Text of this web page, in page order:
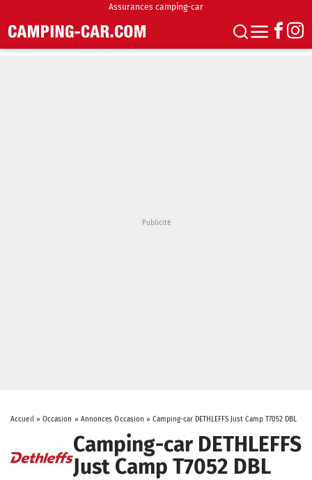
Assurances camping-car
Accueil» Occasion » Annonces Occasion »Camping-car DETHLEFFS Just Camp T7052 DBL
Camping-car DETHLEFFS
Just Camp T7052 DBL